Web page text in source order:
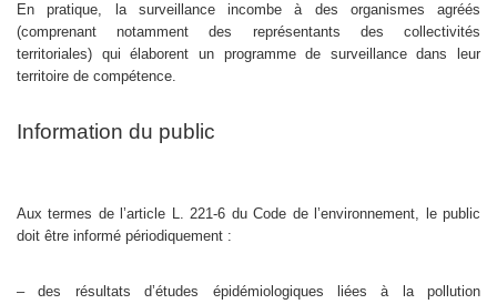
En pratique, la surveillance incombe à des organismes agréés
(comprenant notamment des représentants des collectivités
territoriales) qui élaborent un programme de surveillance dans leur
territoire de compétence.
Information du public
Aux termes de l’article L. 221-6 du Code de l’environnement, le public
doit être informé périodiquement :
– des résultats d’études épidémiologiques liées à la pollution